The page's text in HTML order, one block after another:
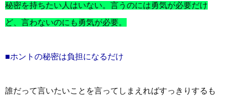
秘密を持ちたい人はいない。言うのには勇気が必要だけ
ど、言わないのにも勇気が必要。
■ホントの秘密は負担になるだけ
誰だって言いたいことを言ってしまえればすっきりするも